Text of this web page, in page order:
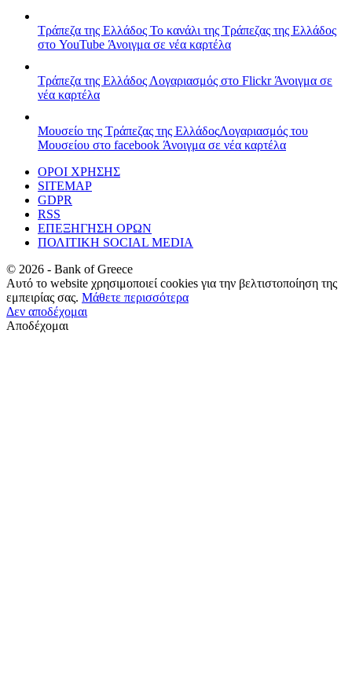
Τράπεζα της Ελλάδος Το κανάλι της Τράπεζας της Ελλάδος
στο YouTube Άνοιγμα σε νέα καρτέλα
Τράπεζα της Ελλάδος Λογαριασμός στο FlickrΆνοιγμα σε
νέα καρτέλα
Μουσείο της Τράπεζας της ΕλλάδοςΛογαριασμός του
Μουσείου στο facebook Άνοιγμα σε νέα καρτέλα
ΟΡΟΙ ΧΡΗΣΗΣ
SITEMAP
GDPR
RSS
ΕΠΕΞΗΓΗΣΗ ΟΡΩΝ
ΠΟΛΙΤΙΚΗ SOCIAL MEDIA
© 2026 - Bank of Greece
Αυτό το website χρησιμοποιεί cookies για την βελτιστοποίηση της
εμπειρίας σας. Μάθετε περισσότερα
Δεν αποδέχομαι
Αποδέχομαι